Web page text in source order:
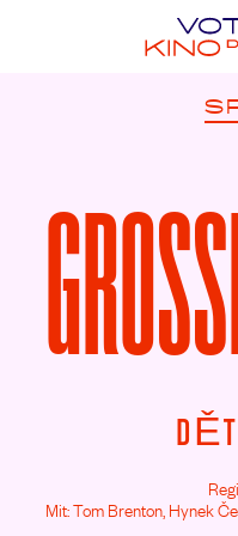
Mit: Tom Brenton, Hynek